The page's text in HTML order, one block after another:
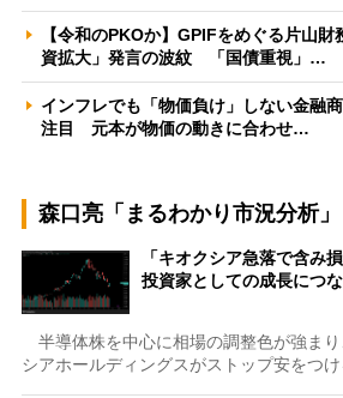
【令和のPKOか】GPIFをめぐる片山
資拡大」発言の波紋 「国債重視」…
インフレでも「物価負け」しない金融
注目 元本が物価の動きに合わせ…
森口亮「まるわかり市況分析」
「キオクシア急落で含み
投資家としての成長に
半導体株を中心に相場の調整色が強ま
シアホールディングスがストップ安をつけ